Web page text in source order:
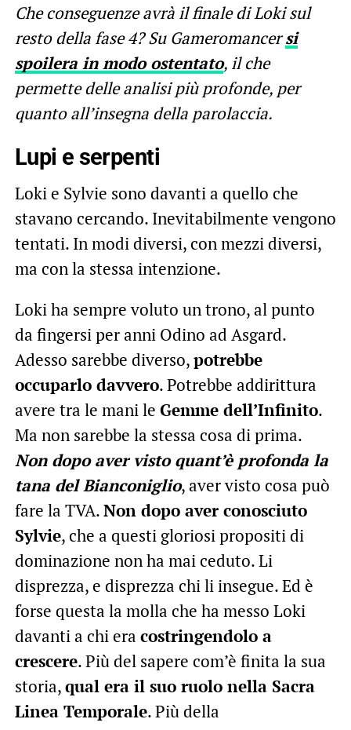
Che conseguenze avrà il finale di Loki sul
resto della fase 4? Su Gameromancersi
spoilera in modo ostentato, il che
permette delle analisi più profonde, per
quanto all’insegna della parolaccia.
Lupi e serpenti
Loki e Sylvie sono davanti a quello che
stavano cercando. Inevitabilmente vengono
tentati. In modi diversi, con mezzi diversi,
ma con la stessa intenzione.
Loki ha sempre voluto un trono, al punto
da fingersi per anni Odino ad Asgard.
Adesso sarebbe diverso,potrebbe
occuparlo davvero. Potrebbe addirittura
avere tra le mani le Gemme dell’Infinito.
Ma non sarebbe la stessa cosa di prima.
Non dopo aver visto quant’è profonda la
tana del Bianconiglio, aver visto cosa può
fare la TVA.Non dopo aver conosciuto
Sylvie, che a questi gloriosi propositi di
dominazione non ha mai ceduto. Li
disprezza, e disprezza chi li insegue. Ed è
forse questa la molla che ha messo Loki
davanti a chi era costringendolo a
crescere. Più del sapere com’è finita la sua
storia,qual era il suo ruolo nella Sacra
Linea Temporale. Più della